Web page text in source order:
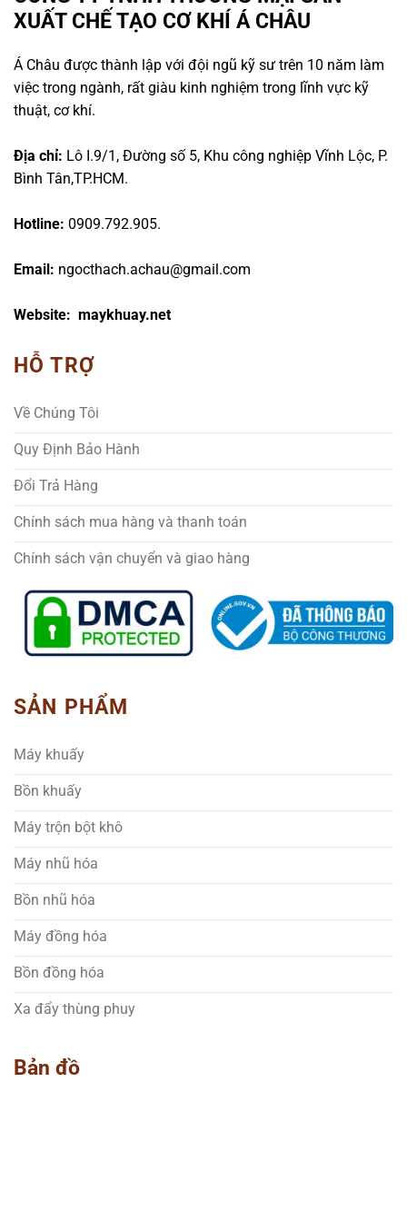
XUẤT CHẾ TẠO CƠ KHÍ Á CHÂU
Á Châu được thành lập với đội ngũ kỹ sư trên 10 năm làm
việc trong ngành, rất giàu kinh nghiệm trong lĩnh vực kỹ
thuật, cơ khí.
Địa chỉ: Lô I.9/1, Đường số 5, Khu công nghiệp Vĩnh Lộc, P.
Bình Tân,TP.HCM.
Hotline: 0909.792.905.
Email: ngocthach.achau@gmail.com
Website: maykhuay.net
HỖ TRỢ
Về Chúng Tôi
Quy Định Bảo Hành
Đổi Trả Hàng
Chính sách mua hàng và thanh toán
Chính sách vận chuyển và giao hàng
SẢN PHẨM
Máy khuấy
Bồn khuấy
Máy trộn bột khô
Máy nhũ hóa
Bồn nhũ hóa
Máy đồng hóa
Bồn đồng hóa
Xa đẩy thùng phuy
Bản đồ